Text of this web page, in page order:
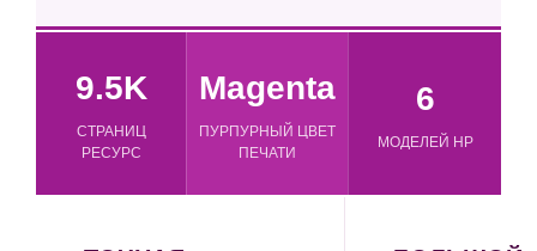
9.5K
СТРАНИЦ
РЕСУРС
Magenta
ПУРПУРНЫЙ ЦВЕТ
ПЕЧАТИ
6
МОДЕЛЕЙ HP